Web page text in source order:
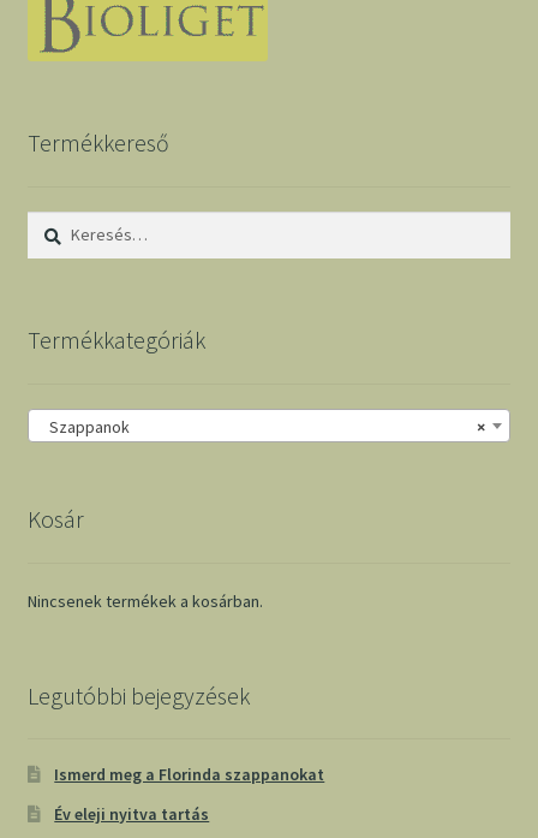
Termékkereső
Keresés:
Termékkategóriák
×
Szappanok
Kosár
Nincsenek termékek a kosárban.
Legutóbbi bejegyzések
Ismerd meg a Florinda szappanokat
Év eleji nyitva tartás